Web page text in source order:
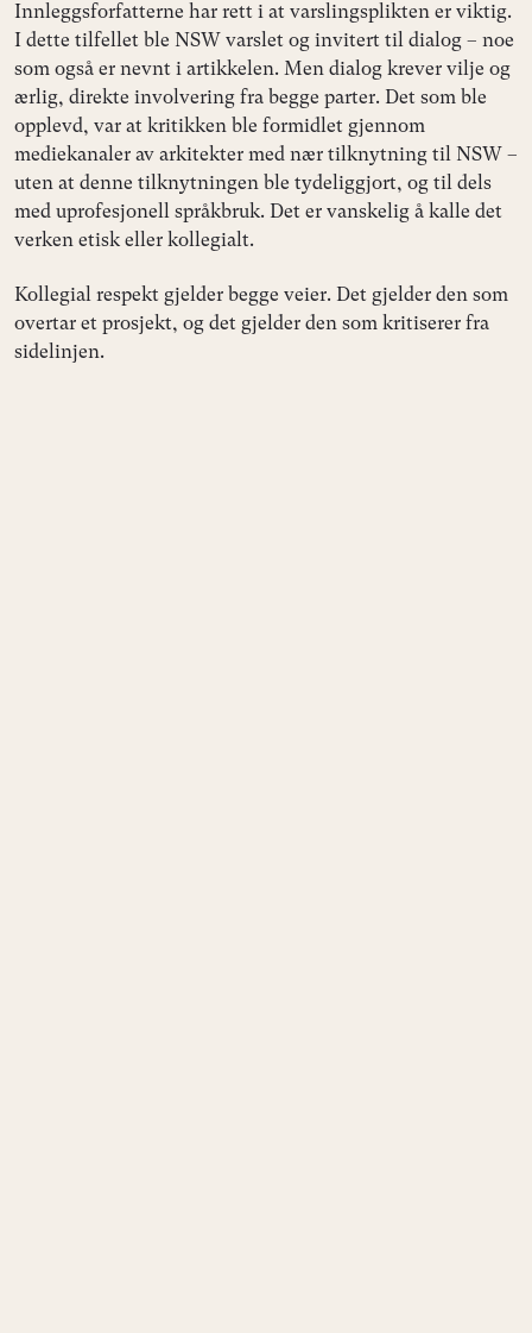
Innleggsforfatterne har rett i at varslingsplikten er viktig.
I dette tilfellet ble NSW varslet og invitert til dialog – noe
som også er nevnt i artikkelen. Men dialog krever vilje og
ærlig, direkte involvering fra begge parter. Det som ble
opplevd, var at kritikken ble formidlet gjennom
mediekanaler av arkitekter med nær tilknytning til NSW –
uten at denne tilknytningen ble tydeliggjort, og til dels
med uprofesjonell språkbruk. Det er vanskelig å kalle det
verken etisk eller kollegialt.
Kollegial respekt gjelder begge veier. Det gjelder den som
overtar et prosjekt, og det gjelder den som kritiserer fra
sidelinjen.